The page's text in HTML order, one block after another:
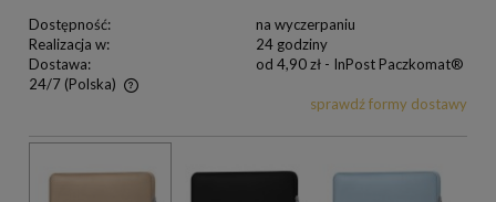
Dostępność:
na wyczerpaniu
Realizacja w:
24 godziny
Dostawa:
od 4,90 zł - InPost Paczkomat®
24/7 (Polska)
sprawdź formy dostawy